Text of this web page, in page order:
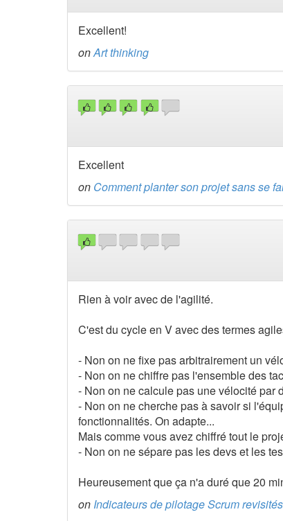
Excellent!
onArt thinking
Excellent
on Comment planter son projet sans se
Rien à voir avec de l'agilité.
C'est du cycle en V avec des termes
- Non on ne fixe pas arbitrairement un
- Non on ne chiffre pas l'ensemble des
- Non on ne calcule pas une vélocité par
- Non on ne cherche pas à savoir si
fonctionnalités. On adapte...
Mais comme vous avez chiffré tout le
- Non on ne sépare pas les devs et les
Heureusement que ça n'a duré que 20
on Indicateurs de pilotage Scrum revisités